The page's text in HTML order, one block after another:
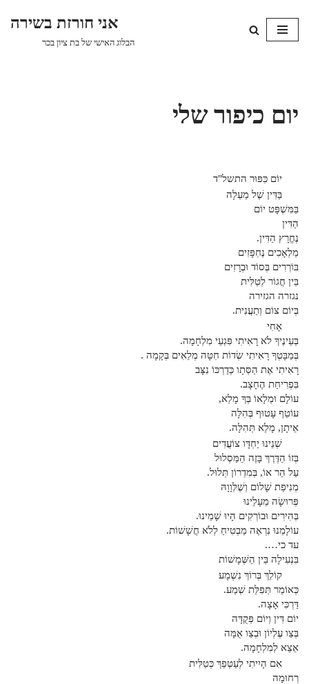
Skip
אני חורזת בשירה
הבלוג האישי של בת ציון בכר
יום כיפור שלי
יוֹם כִּפּוּר התשל"ד
בַּדִּין שֶׁל מַעְלָה
בַּמִּשְׁפָּט יוֹם
הַדִּין
נֶחֱרָץ הַדִּין.
מַלְאָכִים נֶחְפָּזִים
בּוֹרְרִים בְּסוֹד וּבְרָזִים
בֵּין חֲגוֹר לְטַלִּית
נגזרה הגזירה
בְּיוֹם צוֹם וְתַעֲנִית.
אָחִי
בְּעֵינֶיךָ לֹא רָאִיתִי פִּגְעֵי מִלְחָמָה.
בְּמַבָּטְךָ רָאִיתִי שְׂדוֹת חִטָּה מְלֵאִים בְּקָמָה .
רָאִיתִי אֶת הַסְּתָו כְּדַרְכּוֹ נִצָּב
בִּפְרִיחַת הֶחָצָב.
עוֹלָם וּמְלָאוֹ בְּךָ מָלֵא,
עוֹטֵף עָטוּף בְּהִלָּה
אֵיתָן, מָלֵא תְּהִלָּה.
שְׁנֵינוּ יַחְדָּו צוֹעֲדִים
בְּזוֹ הַדֶּרֶךְ בָּזֶה הַמַּסְלוּל
עַל הַר אוֹ, בְּמִדְרוֹן תְּלוּל.
מְנִיפַת שָׁלוֹם וְשֶׁלְּוָוָהּ
פְּרוּשָׂה מֵעָלֵינוּ
בְּהִירִים וּבוֹרְקִים הָיוּ שָׁמֵינוּ.
עוֹלָמֵנוּ נִרְאֶה מַבְטִיחַ לְלֹא חֲשָׁשׁוֹת.
עד כי….
בִּנְעִילָה בֵּין הַשְּׁמָשׁוֹת
קוֹלֵךְ בְּרוֹךְ נִשְׁמָע
כְּאוֹמֵר תְּפִלַּת שְׁמַע.
דַּרְכִּי אָצָה.
יוֹם דִּין וְיוֹם פְּקֻדָּה
בְּצַו עֶלְיוֹן וּבְצַו אֻמָּה
אֵצֵא לְמִלְחָמָה.
אִם הָיִיתִי לְעַטְּפֵךְ כְּטַלִּית
רְחוּמָה